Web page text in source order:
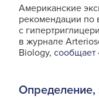
Американские
рекомендации по
с
в журнале
Biology, сообщает
Определение,